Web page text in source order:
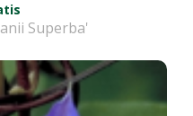
Superba'